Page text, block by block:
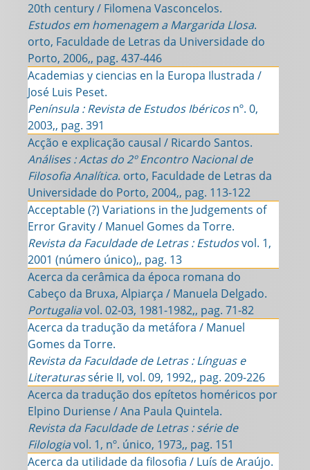
20th century / Filomena Vasconcelos.
Estudos em homenagem a Margarida Llosa.
orto, Faculdade de Letras da Universidade do
Porto, 2006,, pag. 437-446
Academias y ciencias en la Europa Ilustrada /
José Luis Peset.
Península : Revista de Estudos Ibéricosnº. 0,
2003,, pag. 391
Acção e explicação causal / Ricardo Santos.
Análises : Actas do 2º Encontro Nacional de
Filosofia Analítica. orto, Faculdade de Letras da
Universidade do Porto, 2004,, pag. 113-122
Acceptable (?) Variations in the Judgements of
Error Gravity / Manuel Gomes da Torre.
Revista da Faculdade de Letras : Estudosvol. 1,
2001 (número único),, pag. 13
Acerca da cerâmica da época romana do
Cabeço da Bruxa, Alpiarça / Manuela Delgado.
Portugaliavol. 02-03, 1981-1982,, pag. 71-82
Acerca da tradução da metáfora / Manuel
Gomes da Torre.
Revista da Faculdade de Letras : Línguas e
Literaturassérie II, vol. 09, 1992,, pag. 209-226
Acerca da tradução dos epítetos homéricos por
Elpino Duriense / Ana Paula Quintela.
Revista da Faculdade de Letras : série de
Filologiavol. 1, nº. único, 1973,, pag. 151
Acerca da utilidade da filosofia / Luís de Araújo.